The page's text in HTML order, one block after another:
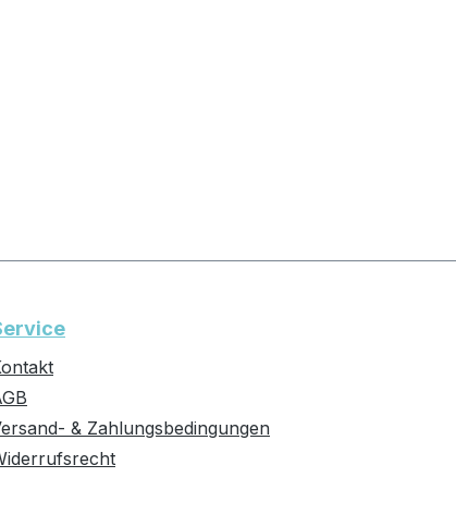
& Zahlungsbedingungen